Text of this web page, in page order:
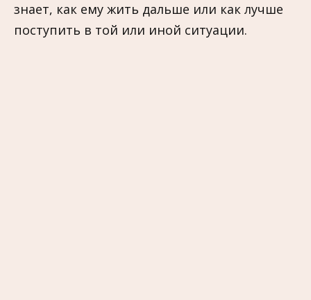
знает, как ему жить дальше или как лучше
поступить в той или иной ситуации.